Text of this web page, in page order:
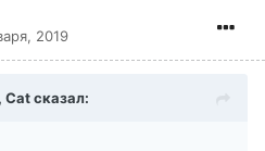
2019
Cat сказал: